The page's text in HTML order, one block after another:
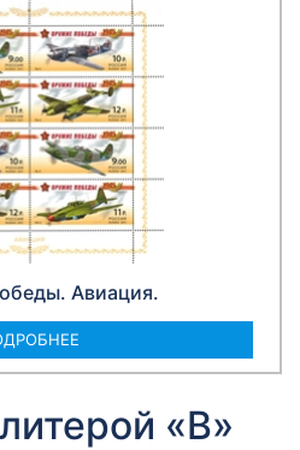
Авиация.
«В»